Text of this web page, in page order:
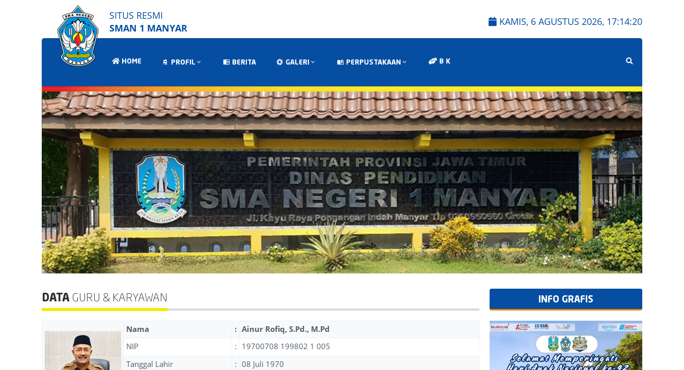
SITUS RESMI
SMAN 1 MANYAR
KAMIS, 6 AGUSTUS 2026, 17:14:21
HOME PROFIL BERITA GALERI PERPUSTAKAAN B K
DATA GURU & KARYAWAN
Nama : Ainur Rofiq, S.Pd., M.Pd
NIP
: 19700708 199802 1 005
Tanggal Lahir
: 08 Juli 1970
INFO GRAFIS